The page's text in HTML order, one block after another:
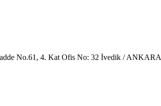
No.61, 4. Kat Ofis No: 32 İvedik / ANKARA